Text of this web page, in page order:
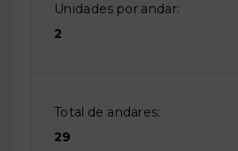
Unidades por andar:
2
Total de andares:
29